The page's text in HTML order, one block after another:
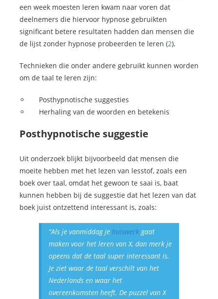
een week moesten leren kwam naar voren dat
deelnemers die hiervoor hypnose gebruikten
significant betere resultaten hadden dan mensen die
de lijst zonder hypnose probeerden te leren (2).
Technieken die onder andere gebruikt kunnen worden
om de taal te leren zijn:
Posthypnotische suggesties
Herhaling van de woorden en betekenis
Posthypnotische suggestie
Uit onderzoek blijkt bijvoorbeeld dat mensen die
moeite hebben met het lezen van lesstof, zoals een
boek over taal, omdat het gewoon te saai is, baat
kunnen hebben bij de suggestie dat het lezen van dat
boek juist ontzettend interessant is, zoals:
“Als je vanmiddag je huiswerk gaat
maken voor het leren van X, dan merk je
opeens dat de taal super interessant is.
Je ziet waar de taal verschilt van het
Nederlands en waar het
overeenkomsten heeft. De puzzel van X